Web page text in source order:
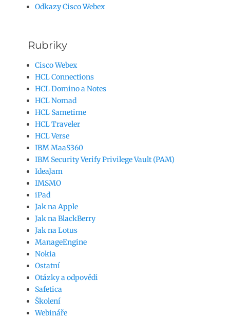
Odkazy Cisco Webex
Rubriky
Cisco Webex
HCL Connections
HCL Domino a Notes
HCL Nomad
HCL Sametime
HCL Traveler
HCL Verse
IBM MaaS360
IBM Security Verify Privilege Vault (PAM)
IdeaJam
IMSMO
iPad
Jak na Apple
Jak na BlackBerry
Jak na Lotus
ManageEngine
Nokia
Ostatní
Otázky a odpovědi
Safetica
Školení
Webináře